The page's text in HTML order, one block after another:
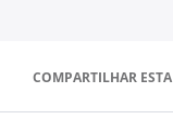
COMPARTILHAR